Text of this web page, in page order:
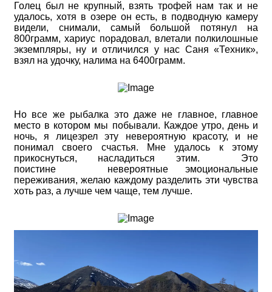
Голец был не крупный, взять трофей нам так и не
удалось, хотя в озере он есть, в подводную камеру
видели, снимали, самый большой потянул на
800грамм, хариус порадовал, влетали полкилошные
экземпляры, ну и отличился у нас Саня «Техник»,
взял на удочку, налима на 6400грамм.
Но все же рыбалка это даже не главное, главное
место в котором мы побывали. Каждое утро, день и
ночь, я лицезрел эту невероятную красоту, и не
понимал своего счастья. Мне удалось к этому
прикоснуться, насладиться этим. Это
поистине невероятные эмоциональные
переживания, желаю каждому разделить эти чувства
хоть раз, а лучше чем чаще, тем лучше.